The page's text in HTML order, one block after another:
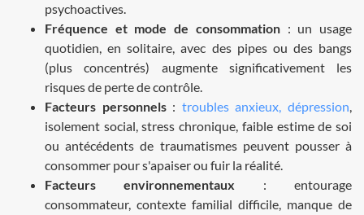
psychoactives.
Fréquence et mode de consommation: un usage
quotidien, en solitaire, avec des pipes ou des bangs
(plus concentrés) augmente significativement les
risques de perte de contrôle.
Facteurs personnels: troubles anxieux, dépression,
isolement social, stress chronique, faible estime de soi
ou antécédents de traumatismes peuvent pousser à
consommer pour s'apaiser ou fuir la réalité.
Facteurs environnementaux : entourage
consommateur, contexte familial difficile, manque de